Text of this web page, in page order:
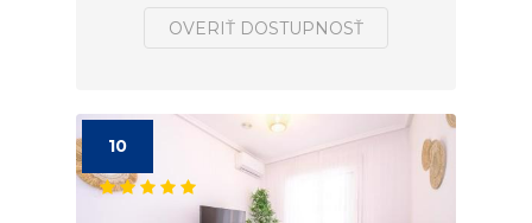
OVERIŤ DOSTUPNOSŤ
10